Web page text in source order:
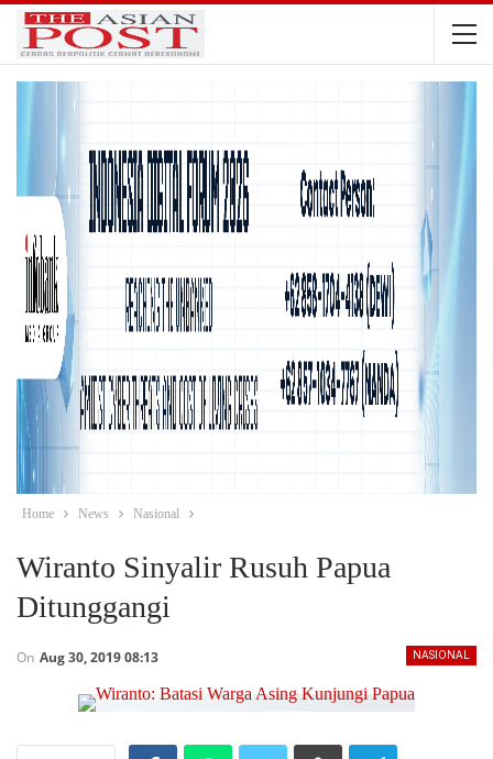
Home News Nasional
Wiranto Sinyalir Rusuh Papua
Ditunggangi
NASIONAL
On Aug 30, 2019 08:13